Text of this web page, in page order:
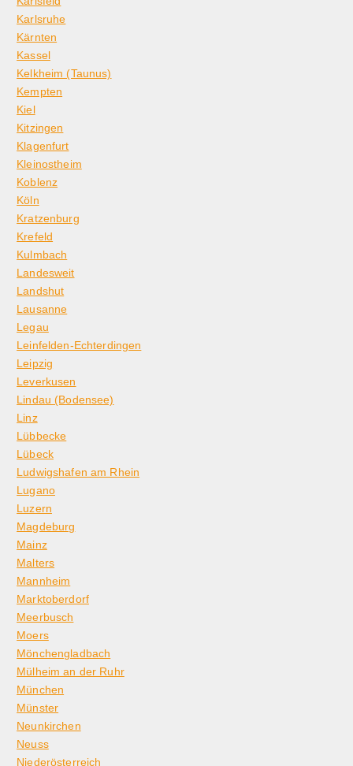
Karlsruhe
Kärnten
Kassel
Kelkheim (Taunus)
Kempten
Kiel
Kitzingen
Klagenfurt
Kleinostheim
Koblenz
Köln
Kratzenburg
Krefeld
Kulmbach
Landesweit
Landshut
Lausanne
Legau
Leinfelden-Echterdingen
Leipzig
Leverkusen
Lindau (Bodensee)
Linz
Lübbecke
Lübeck
Ludwigshafen am Rhein
Lugano
Luzern
Magdeburg
Mainz
Malters
Mannheim
Marktoberdorf
Meerbusch
Moers
Mönchengladbach
Mülheim an der Ruhr
München
Münster
Neunkirchen
Neuss
Niederösterreich